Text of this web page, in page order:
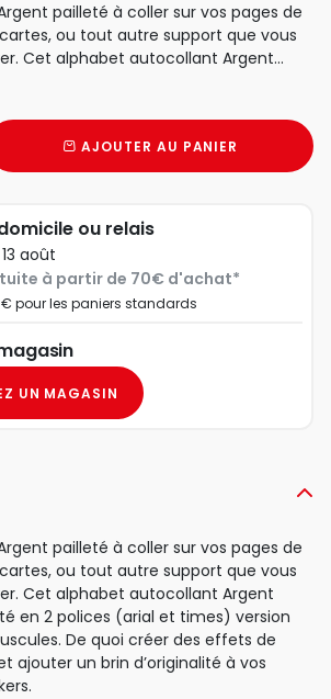
pailleté à coller sur vos pages de
ou tout autre support que vous
Cet alphabet autocollant Argent...
AJOUTER AU PANIER
ou relais
13 août
à partir de 70€ d'achat*
pour les paniers standards
UN MAGASIN
pailleté à coller sur vos pages de
ou tout autre support que vous
Cet alphabet autocollant Argent
en 2 polices (arial et times) version
De quoi créer des effets de
ajouter un brin d’originalité à vos